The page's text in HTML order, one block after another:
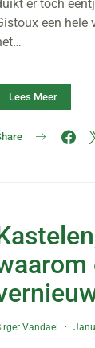
er toch
een hele
Lees Meer
Vandael